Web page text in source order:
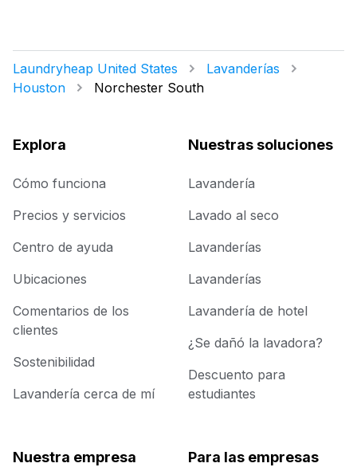
Laundryheap United States
Lavanderías
Houston
Norchester South
Explora
Cómo funciona
Precios y servicios
Centro de ayuda
Ubicaciones
Comentarios de los
clientes
Sostenibilidad
Lavandería cerca de mí
Nuestras soluciones
Lavandería
Lavado al seco
Lavanderías
Lavanderías
Lavandería de hotel
¿Se dañó la lavadora?
Descuento para
estudiantes
Nuestra empresa Para las empresas